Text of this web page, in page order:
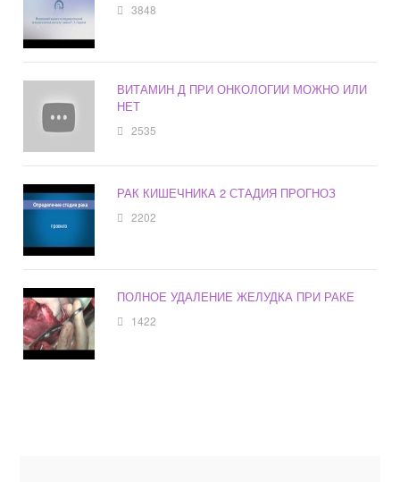
3848
ВИТАМИН Д ПРИ ОНКОЛОГИИ МОЖНО ИЛИ
НЕТ
2535
РАК КИШЕЧНИКА 2 СТАДИЯ ПРОГНОЗ
2202
ПОЛНОЕ УДАЛЕНИЕ ЖЕЛУДКА ПРИ РАКЕ
1422